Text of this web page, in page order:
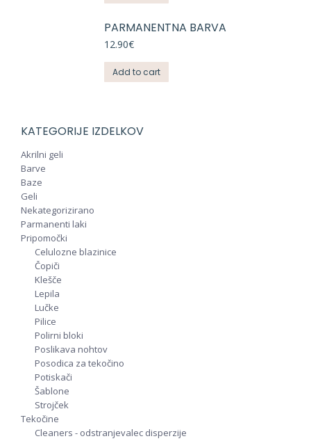
PARMANENTNA BARVA
12.90€
Add to cart
KATEGORIJE IZDELKOV
Akrilni geli
Barve
Baze
Geli
Nekategorizirano
Parmanenti laki
Pripomočki
Celulozne blazinice
Čopiči
Klešče
Lepila
Lučke
Pilice
Polirni bloki
Poslikava nohtov
Posodica za tekočino
Potiskači
Šablone
Strojček
Tekočine
Cleaners - odstranjevalec disperzije